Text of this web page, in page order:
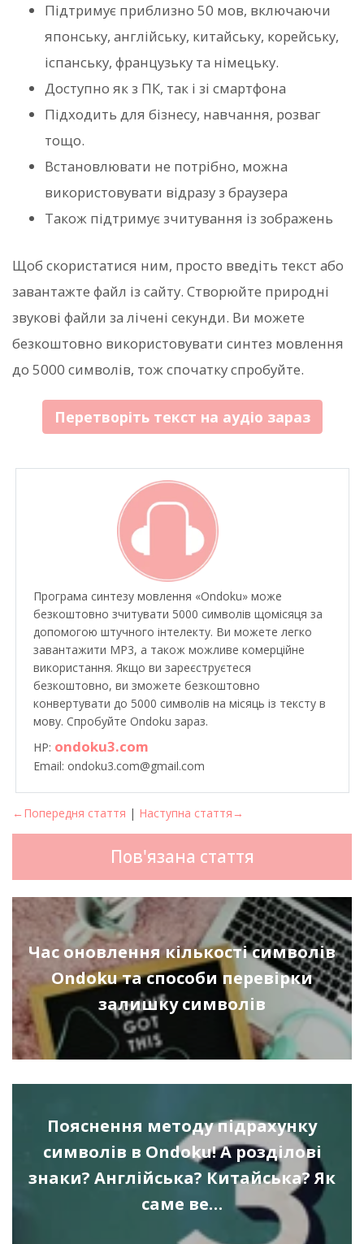
Підтримує приблизно 50 мов, включаючи
японську, англійську, китайську, корейську,
іспанську, французьку та німецьку.
Доступно як з ПК, так і зі смартфона
Підходить для бізнесу, навчання, розваг
тощо.
Встановлювати не потрібно, можна
використовувати відразу з браузера
Також підтримує зчитування із зображень
Щоб скористатися ним, просто введіть текст або
завантажте файл із сайту. Створюйте природні
звукові файли за лічені секунди. Ви можете
безкоштовно використовувати синтез мовлення
до 5000 символів, тож спочатку спробуйте.
Перетворіть текст на аудіо зараз
Програма синтезу мовлення «Ondoku» може
безкоштовно зчитувати 5000 символів щомісяця за
допомогою штучного інтелекту. Ви можете легко
завантажити MP3, а також можливе комерційне
використання. Якщо ви зареєструєтеся
безкоштовно, ви зможете безкоштовно
конвертувати до 5000 символів на місяць із тексту в
мову. Спробуйте Ondoku зараз.
HP: ondoku3.com
Email: ondoku3.com@gmail.com
←Попередня стаття | Наступна стаття→
Пов'язана стаття
Час оновлення кількості символів
Ondoku та способи перевірки
залишку символів
Пояснення методу підрахунку
символів в Ondoku! А розділові
знаки? Англійська? Китайська? Як
саме ве…